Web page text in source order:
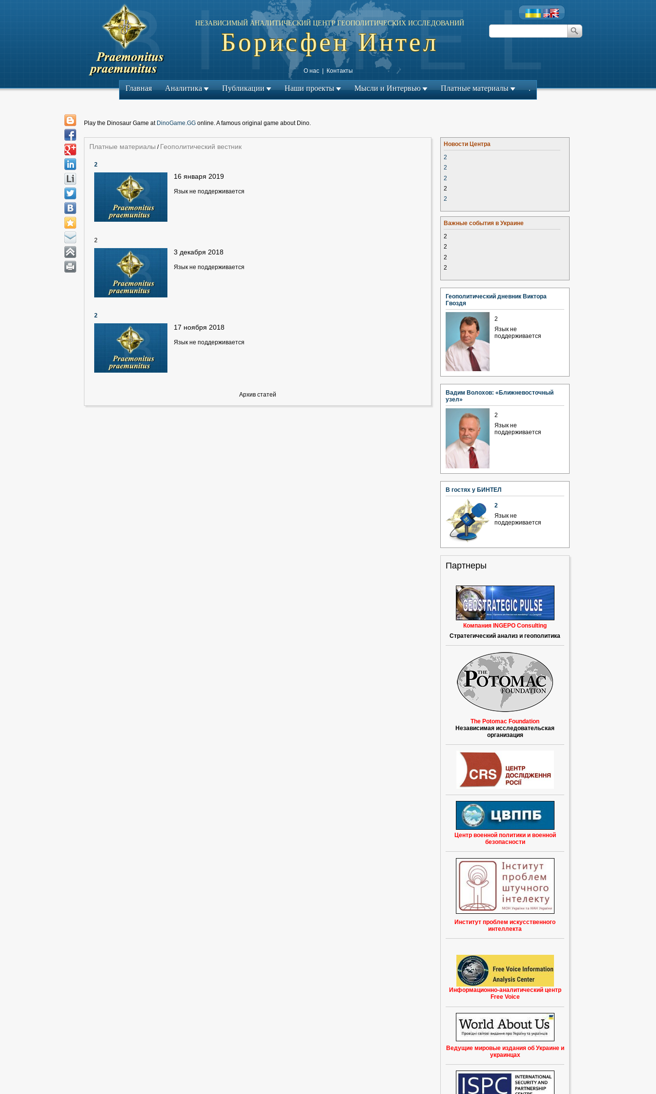
НЕЗАВИСИМЫЙ АНАЛИТИЧЕСКИЙ ЦЕНТР ГЕОПОЛИТИЧЕСКИХ ИССЛЕДОВАНИЙ
Борисфен Интел
О нас| Контакты
Главная Аналитика Публикации Наши проекты Мысли и Интервью Платные материалы .
Play the Dinosaur Game at DinoGame.GG online. A famous original game about Dino.
Платные материалы / Геополитический вестник
2
16 января 2019
Язык не поддерживается
2
3 декабря 2018
Язык не поддерживается
2
17 ноября 2018
Язык не поддерживается
Архив статей
Новости Центра
2
2
2
2
2
Важные события в Украине
2
2
2
2
Геополитический дневник Виктора
Гвоздя
2
Язык не
поддерживается
Вадим Волохов: «Ближневосточный
узел»
2
Язык не
поддерживается
В гостях у БИНТЕЛ
2
Язык не
поддерживается
Партнеры
Компания INGEPO Consulting
Стратегический анализ и геополитика
The Potomac Foundation
Независимая исследовательская
организация
Центр военной политики и военной
безопасности
Институт проблем искусственного
интеллекта
Информационно-аналитический центр
Free Voice
Ведущие мировые издания об Украине и
украинцах